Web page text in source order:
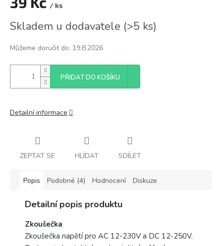
/ ks
cena:
Skladem u dodavatele (>5 ks)
Můžeme doručit do: 19.8.2026
PŘIDAT DO KOŠÍKU
Detailní informace
ZEPTAT SE HLÍDAT SDÍLET
Popis Podobné (4) Hodnocení Diskuze
Detailní popis produktu
Zkoušečka
Zkoušečka napětí pro AC 12-230V a DC 12-250V.